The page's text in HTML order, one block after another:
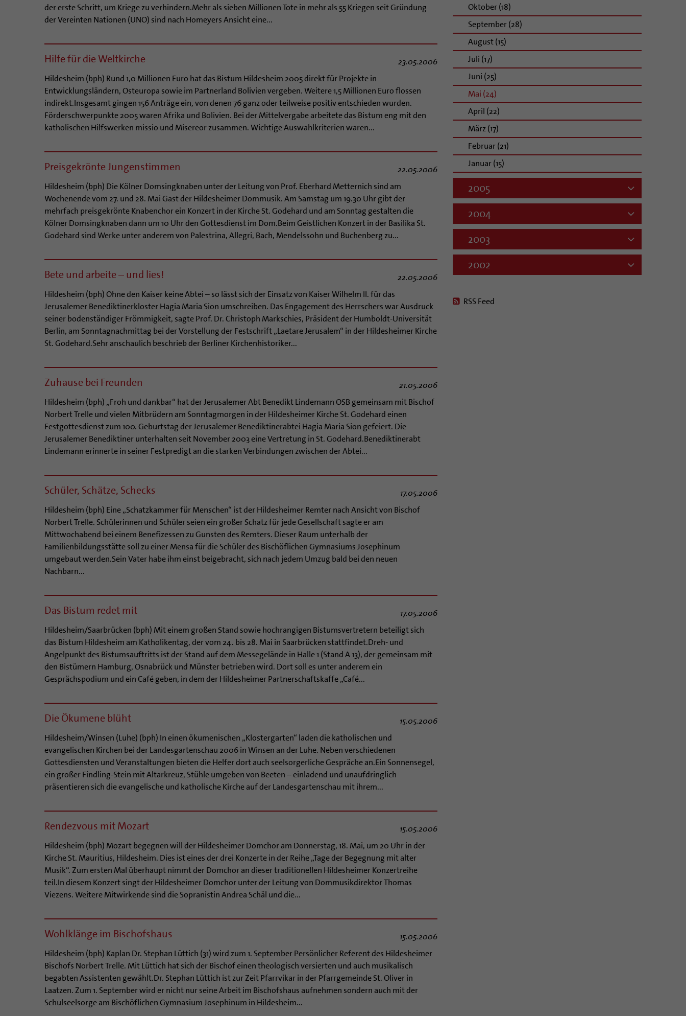
der erste Schritt, um Kriege zu verhindern.Mehr als sieben Millionen Tote in mehr als 55 Kriegen seit Gründung
der Vereinten Nationen (UNO) sind nach Homeyers Ansicht eine...
Hilfe für die Weltkirche
23.05.2006
Hildesheim (bph) Rund 1,0 Millionen Euro hat das Bistum Hildesheim 2005 direkt für Projekte in
Entwicklungsländern, Osteuropa sowie im Partnerland Bolivien vergeben. Weitere 1,5 Millionen Euro flossen
indirekt.Insgesamt gingen 156 Anträge ein, von denen 76 ganz oder teilweise positiv entschieden wurden.
Förderschwerpunkte 2005 waren Afrika und Bolivien. Bei der Mittelvergabe arbeitete das Bistum eng mit den
katholischen Hilfswerken missio und Misereor zusammen. Wichtige Auswahlkriterien waren...
Preisgekrönte Jungenstimmen
22.05.2006
Hildesheim (bph) Die Kölner Domsingknaben unter der Leitung von Prof. Eberhard Metternich sind am
Wochenende vom 27. und 28. Mai Gast der Hildesheimer Dommusik. Am Samstag um 19.30 Uhr gibt der
mehrfach preisgekrönte Knabenchor ein Konzert in der Kirche St. Godehard und am Sonntag gestalten die
Kölner Domsingknaben dann um 10 Uhr den Gottesdienst im Dom.Beim Geistlichen Konzert in der Basilika St.
Godehard sind Werke unter anderem von Palestrina, Allegri, Bach, Mendelssohn und Buchenberg zu...
Bete und arbeite – und lies!
22.05.2006
Hildesheim (bph) Ohne den Kaiser keine Abtei – so lässt sich der Einsatz von Kaiser Wilhelm II. für das
Jerusalemer Benediktinerkloster Hagia Maria Sion umschreiben. Das Engagement des Herrschers war Ausdruck
seiner bodenständiger Frömmigkeit, sagte Prof. Dr. Christoph Markschies, Präsident der Humboldt-Universität
Berlin, am Sonntagnachmittag bei der Vorstellung der Festschrift „Laetare Jerusalem“ in der Hildesheimer Kirche
St. Godehard.Sehr anschaulich beschrieb der Berliner Kirchenhistoriker...
Zuhause bei Freunden
21.05.2006
Hildesheim (bph) „Froh und dankbar“ hat der Jerusalemer Abt Benedikt Lindemann OSB gemeinsam mit Bischof
Norbert Trelle und vielen Mitbrüdern am Sonntagmorgen in der Hildesheimer Kirche St. Godehard einen
Festgottesdienst zum 100. Geburtstag der Jerusalemer Benediktinerabtei Hagia Maria Sion gefeiert. Die
Jerusalemer Benediktiner unterhalten seit November 2003 eine Vertretung in St. Godehard.Benediktinerabt
Lindemann erinnerte in seiner Festpredigt an die starken Verbindungen zwischen der Abtei...
Schüler, Schätze, Schecks
17.05.2006
Hildesheim (bph) Eine „Schatzkammer für Menschen“ ist der Hildesheimer Remter nach Ansicht von Bischof
Norbert Trelle. Schülerinnen und Schüler seien ein großer Schatz für jede Gesellschaft sagte er am
Mittwochabend bei einem Benefizessen zu Gunsten des Remters. Dieser Raum unterhalb der
Familienbildungsstätte soll zu einer Mensa für die Schüler des Bischöflichen Gymnasiums Josephinum
umgebaut werden.Sein Vater habe ihm einst beigebracht, sich nach jedem Umzug bald bei den neuen
Nachbarn...
Das Bistum redet mit
17.05.2006
Hildesheim/Saarbrücken (bph) Mit einem großen Stand sowie hochrangigen Bistumsvertretern beteiligt sich
das Bistum Hildesheim am Katholikentag, der vom 24. bis 28. Mai in Saarbrücken stattfindet.Dreh- und
Angelpunkt des Bistumsauftritts ist der Stand auf dem Messegelände in Halle 1 (Stand A 13), der gemeinsam mit
den Bistümern Hamburg, Osnabrück und Münster betrieben wird. Dort soll es unter anderem ein
Gesprächspodium und ein Café geben, in dem der Hildesheimer Partnerschaftskaffe „Café...
Die Ökumene blüht
15.05.2006
Hildesheim/Winsen (Luhe) (bph) In einen ökumenischen „Klostergarten“ laden die katholischen und
evangelischen Kirchen bei der Landesgartenschau 2006 in Winsen an der Luhe. Neben verschiedenen
Gottesdiensten und Veranstaltungen bieten die Helfer dort auch seelsorgerliche Gespräche an.Ein Sonnensegel,
ein großer Findling-Stein mit Altarkreuz, Stühle umgeben von Beeten – einladend und unaufdringlich
präsentieren sich die evangelische und katholische Kirche auf der Landesgartenschau mit ihrem...
Rendezvous mit Mozart
15.05.2006
Hildesheim (bph) Mozart begegnen will der Hildesheimer Domchor am Donnerstag, 18. Mai, um 20 Uhr in der
Kirche St. Mauritius, Hildesheim. Dies ist eines der drei Konzerte in der Reihe „Tage der Begegnung mit alter
Musik“. Zum ersten Mal überhaupt nimmt der Domchor an dieser traditionellen Hildesheimer Konzertreihe
teil.In diesem Konzert singt der Hildesheimer Domchor unter der Leitung von Dommusikdirektor Thomas
Viezens. Weitere Mitwirkende sind die Sopranistin Andrea Schäl und die...
Wohlklänge im Bischofshaus
15.05.2006
Hildesheim (bph) Kaplan Dr. Stephan Lüttich (31) wird zum 1. September Persönlicher Referent des Hildesheimer
Bischofs Norbert Trelle. Mit Lüttich hat sich der Bischof einen theologisch versierten und auch musikalisch
begabten Assistenten gewählt.Dr. Stephan Lüttich ist zur Zeit Pfarrvikar in der Pfarrgemeinde St. Oliver in
Laatzen. Zum 1. September wird er nicht nur seine Arbeit im Bischofshaus aufnehmen sondern auch mit der
Schulseelsorge am Bischöflichen Gymnasium Josephinum in Hildesheim...
Oktober (18)
September (28)
August (15)
Juli (17)
Juni (25)
Mai (24)
April (22)
März (17)
Februar (21)
Januar (15)
2005
2004
2003
2002
RSS Feed